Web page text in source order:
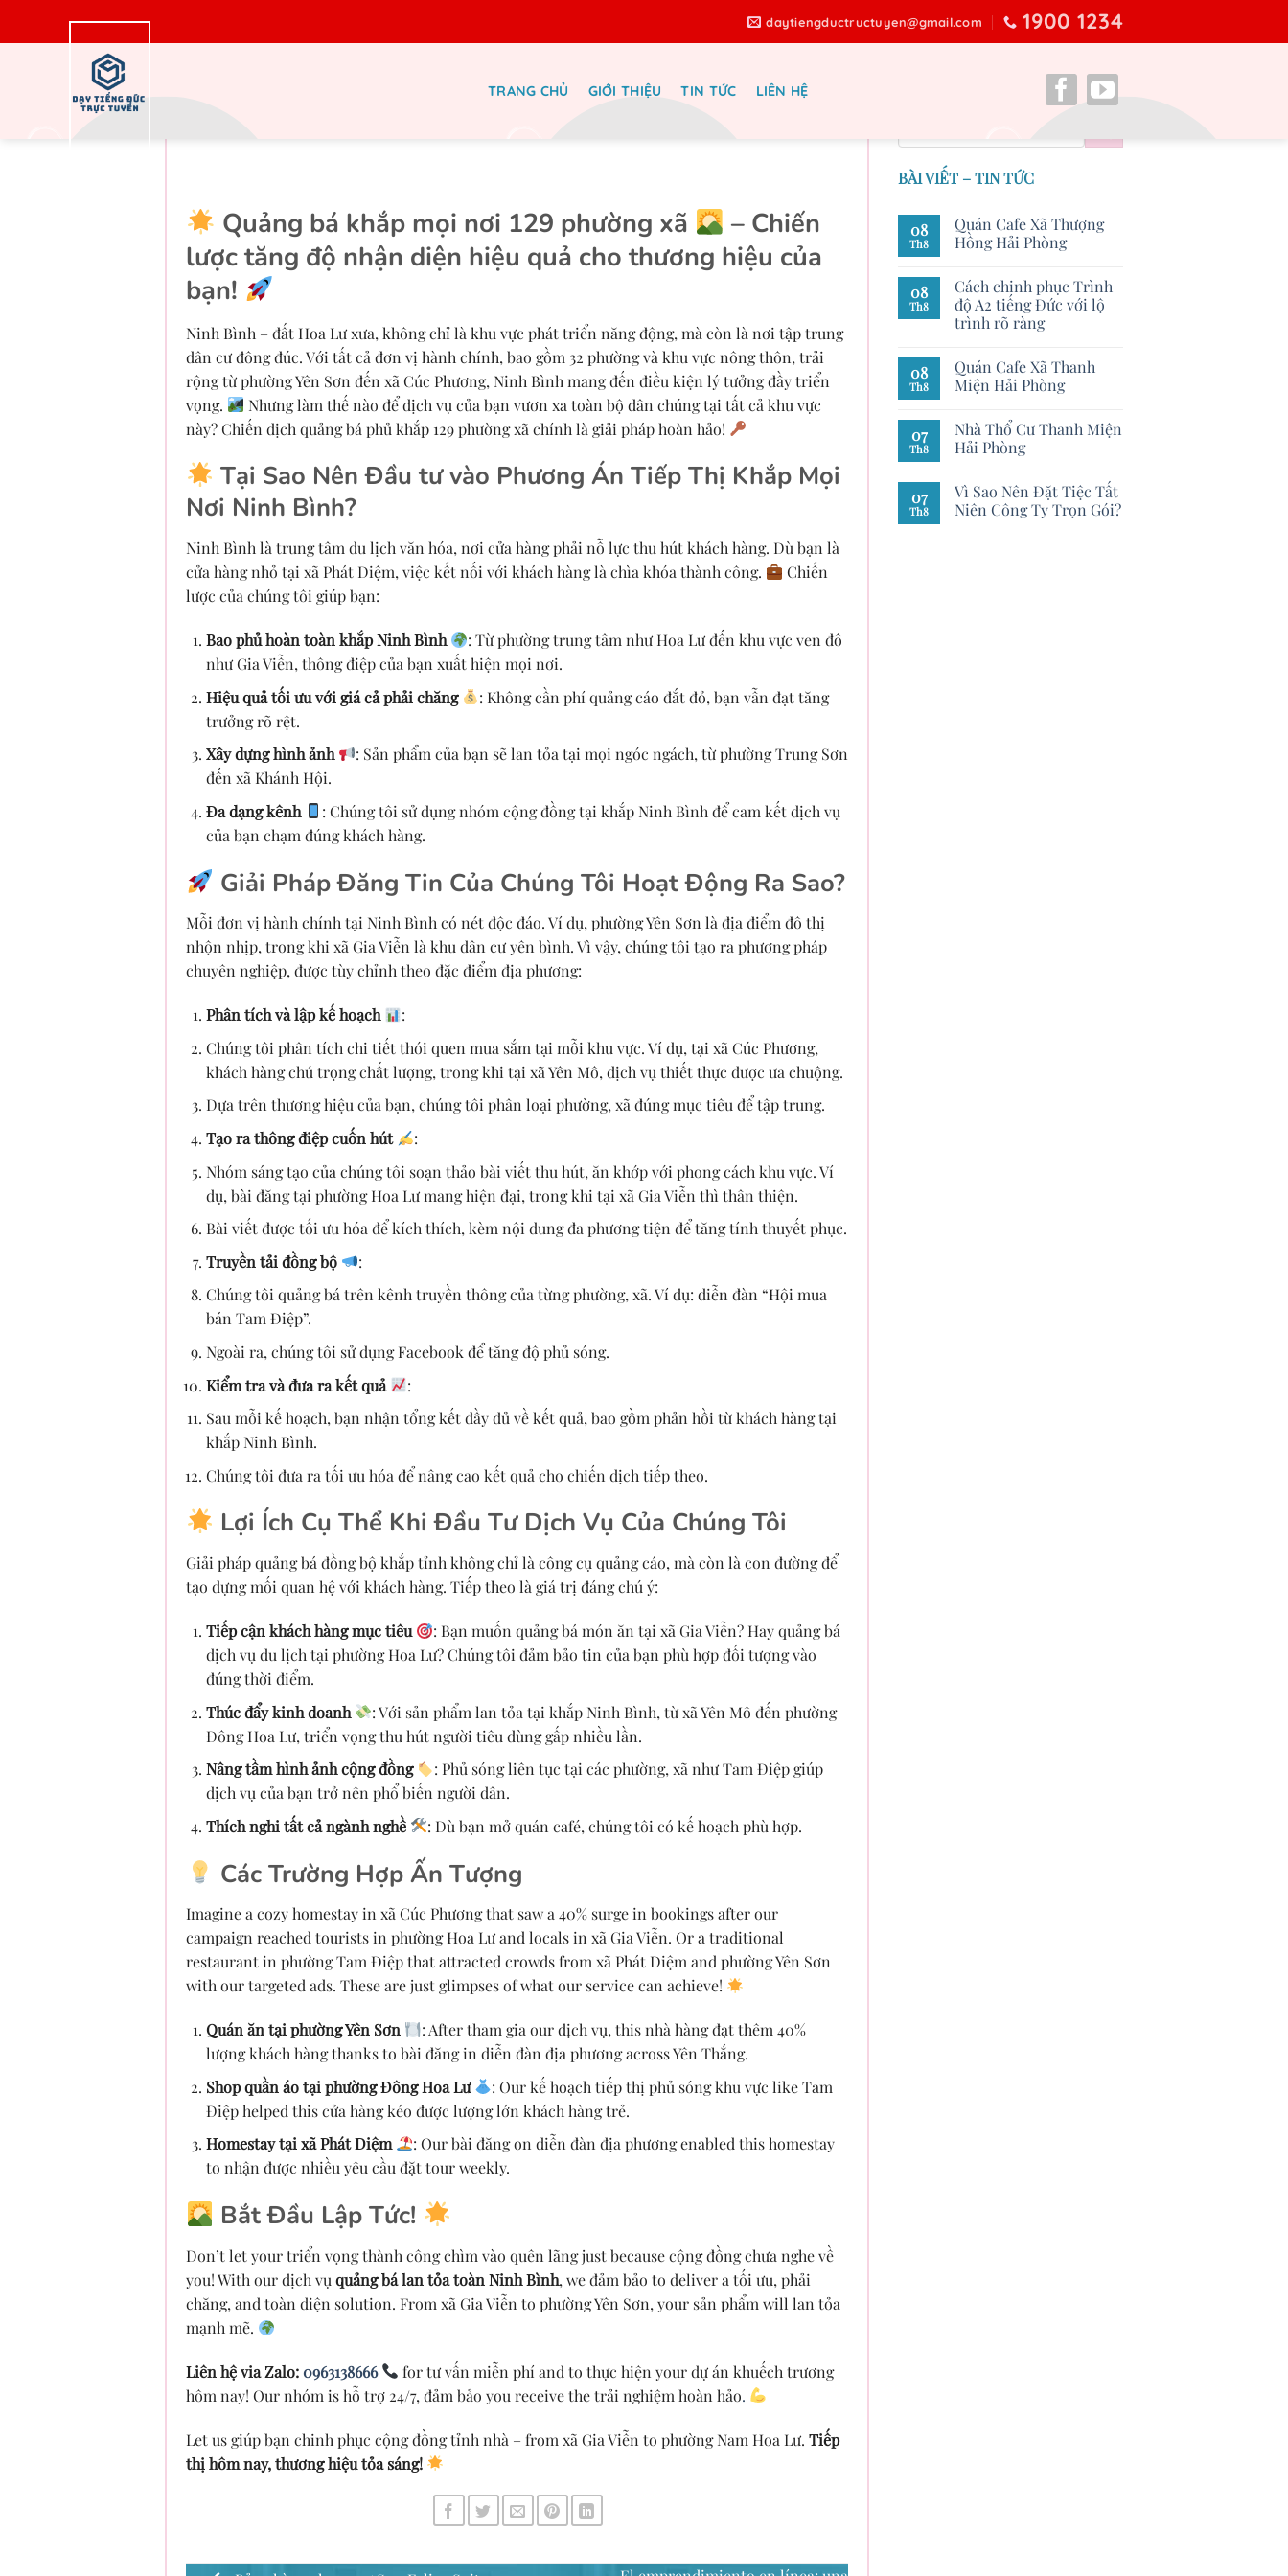
daytiengductructuyen@gmail.com 1900 1234
TRANG CHỦ GIỚI THIỆU TIN TỨC LIÊN HỆ
Quảng bá khắp mọi nơi 129 phường xã
– Chiến
lược tăng độ nhận diện hiệu quả cho thương hiệu của
bạn!
Ninh Bình – đất Hoa Lư xưa, không chỉ là khu vực phát triển năng động, mà còn là nơi tập trung
dân cư đông đúc. Với tất cả đơn vị hành chính, bao gồm 32 phường và khu vực nông thôn, trải
rộng từ phường Yên Sơn đến xã Cúc Phương, Ninh Bình mang đến điều kiện lý tưởng đầy triển
vọng.
Nhưng làm thế nào để dịch vụ của bạn vươn xa toàn bộ dân chúng tại tất cả khu vực
này? Chiến dịch quảng bá phủ khắp 129 phường xã chính là giải pháp hoàn hảo!
Tại Sao Nên Đầu tư vào Phương Án Tiếp Thị Khắp Mọi
Nơi Ninh Bình?
Ninh Bình là trung tâm du lịch văn hóa, nơi cửa hàng phải nỗ lực thu hút khách hàng. Dù bạn là
cửa hàng nhỏ tại xã Phát Diệm, việc kết nối với khách hàng là chìa khóa thành công.
Chiến
lược của chúng tôi giúp bạn:
Bao phủ hoàn toàn khắp Ninh Bình
: Từ phường trung tâm như Hoa Lư đến khu vực ven đô
như Gia Viễn, thông điệp của bạn xuất hiện mọi nơi.
Hiệu quả tối ưu với giá cả phải chăng
: Không cần phí quảng cáo đắt đỏ, bạn vẫn đạt tăng
trưởng rõ rệt.
Xây dựng hình ảnh
: Sản phẩm của bạn sẽ lan tỏa tại mọi ngóc ngách, từ phường Trung Sơn
đến xã Khánh Hội.
Đa dạng kênh
: Chúng tôi sử dụng nhóm cộng đồng tại khắp Ninh Bình để cam kết dịch vụ
của bạn chạm đúng khách hàng.
Giải Pháp Đăng Tin Của Chúng Tôi Hoạt Động Ra Sao?
Mỗi đơn vị hành chính tại Ninh Bình có nét độc đáo. Ví dụ, phường Yên Sơn là địa điểm đô thị
nhộn nhịp, trong khi xã Gia Viễn là khu dân cư yên bình. Vì vậy, chúng tôi tạo ra phương pháp
chuyên nghiệp, được tùy chỉnh theo đặc điểm địa phương:
Phân tích và lập kế hoạch
:
Chúng tôi phân tích chi tiết thói quen mua sắm tại mỗi khu vực. Ví dụ, tại xã Cúc Phương,
khách hàng chú trọng chất lượng, trong khi tại xã Yên Mô, dịch vụ thiết thực được ưa chuộng.
Dựa trên thương hiệu của bạn, chúng tôi phân loại phường, xã đúng mục tiêu để tập trung.
Tạo ra thông điệp cuốn hút
:
Nhóm sáng tạo của chúng tôi soạn thảo bài viết thu hút, ăn khớp với phong cách khu vực. Ví
dụ, bài đăng tại phường Hoa Lư mang hiện đại, trong khi tại xã Gia Viễn thì thân thiện.
Bài viết được tối ưu hóa để kích thích, kèm nội dung đa phương tiện để tăng tính thuyết phục.
Truyền tải đồng bộ
:
Chúng tôi quảng bá trên kênh truyền thông của từng phường, xã. Ví dụ: diễn đàn “Hội mua
bán Tam Điệp”.
Ngoài ra, chúng tôi sử dụng Facebook để tăng độ phủ sóng.
Kiểm tra và đưa ra kết quả
:
Sau mỗi kế hoạch, bạn nhận tổng kết đầy đủ về kết quả, bao gồm phản hồi từ khách hàng tại
khắp Ninh Bình.
Chúng tôi đưa ra tối ưu hóa để nâng cao kết quả cho chiến dịch tiếp theo.
Lợi Ích Cụ Thể Khi Đầu Tư Dịch Vụ Của Chúng Tôi
Giải pháp quảng bá đồng bộ khắp tỉnh không chỉ là công cụ quảng cáo, mà còn là con đường để
tạo dựng mối quan hệ với khách hàng. Tiếp theo là giá trị đáng chú ý:
Tiếp cận khách hàng mục tiêu
: Bạn muốn quảng bá món ăn tại xã Gia Viễn? Hay quảng bá
dịch vụ du lịch tại phường Hoa Lư? Chúng tôi đảm bảo tin của bạn phù hợp đối tượng vào
đúng thời điểm.
Thúc đẩy kinh doanh
: Với sản phẩm lan tỏa tại khắp Ninh Bình, từ xã Yên Mô đến phường
Đông Hoa Lư, triển vọng thu hút người tiêu dùng gấp nhiều lần.
Nâng tầm hình ảnh cộng đồng
: Phủ sóng liên tục tại các phường, xã như Tam Điệp giúp
dịch vụ của bạn trở nên phổ biến người dân.
Thích nghi tất cả ngành nghề
: Dù bạn mở quán café, chúng tôi có kế hoạch phù hợp.
Các Trường Hợp Ấn Tượng
Imagine a cozy homestay in xã Cúc Phương that saw a 40% surge in bookings after our
campaign reached tourists in phường Hoa Lư and locals in xã Gia Viễn. Or a traditional
restaurant in phường Tam Điệp that attracted crowds from xã Phát Diệm and phường Yên Sơn
with our targeted ads. These are just glimpses of what our service can achieve!
Quán ăn tại phường Yên Sơn
: After tham gia our dịch vụ, this nhà hàng đạt thêm 40%
lượng khách hàng thanks to bài đăng in diễn đàn địa phương across Yên Thắng.
Shop quần áo tại phường Đông Hoa Lư
: Our kế hoạch tiếp thị phủ sóng khu vực like Tam
Điệp helped this cửa hàng kéo được lượng lớn khách hàng trẻ.
Homestay tại xã Phát Diệm
: Our bài đăng on diễn đàn địa phương enabled this homestay
to nhận được nhiều yêu cầu đặt tour weekly.
Bắt Đầu Lập Tức!
Don’t let your triển vọng thành công chìm vào quên lãng just because cộng đồng chưa nghe về
you! With our dịch vụ quảng bá lan tỏa toàn Ninh Bình, we đảm bảo to deliver a tối ưu, phải
chăng, and toàn diện solution. From xã Gia Viễn to phường Yên Sơn, your sản phẩm will lan tỏa
mạnh mẽ.
Liên hệ via Zalo:0963138666
for tư vấn miễn phí and to thực hiện your dự án khuếch trương
hôm nay! Our nhóm is hỗ trợ 24/7, đảm bảo you receive the trải nghiệm hoàn hảo.
Let us giúp bạn chinh phục cộng đồng tỉnh nhà – from xã Gia Viễn to phường Nam Hoa Lư. Tiếp
thị hôm nay, thương hiệu tỏa sáng!
BÀI VIẾT – TIN TỨC
08
Th8
Quán Cafe Xã Thượng
Hồng Hải Phòng
08
Th8
Cách chinh phục Trình
độ A2 tiếng Đức với lộ
trình rõ ràng
08
Th8
Quán Cafe Xã Thanh
Miện Hải Phòng
07
Th8
Nhà Thổ Cư Thanh Miện
Hải Phòng
07
Th8
Vì Sao Nên Đặt Tiệc Tất
Niên Công Ty Trọn Gói?